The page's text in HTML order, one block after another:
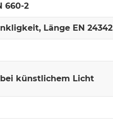
660-2
Länge EN 24342
künstlichem Licht